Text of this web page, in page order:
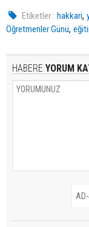
Etiketler : hakkari,
Öğretmenler Günü,
HABERE YORUM